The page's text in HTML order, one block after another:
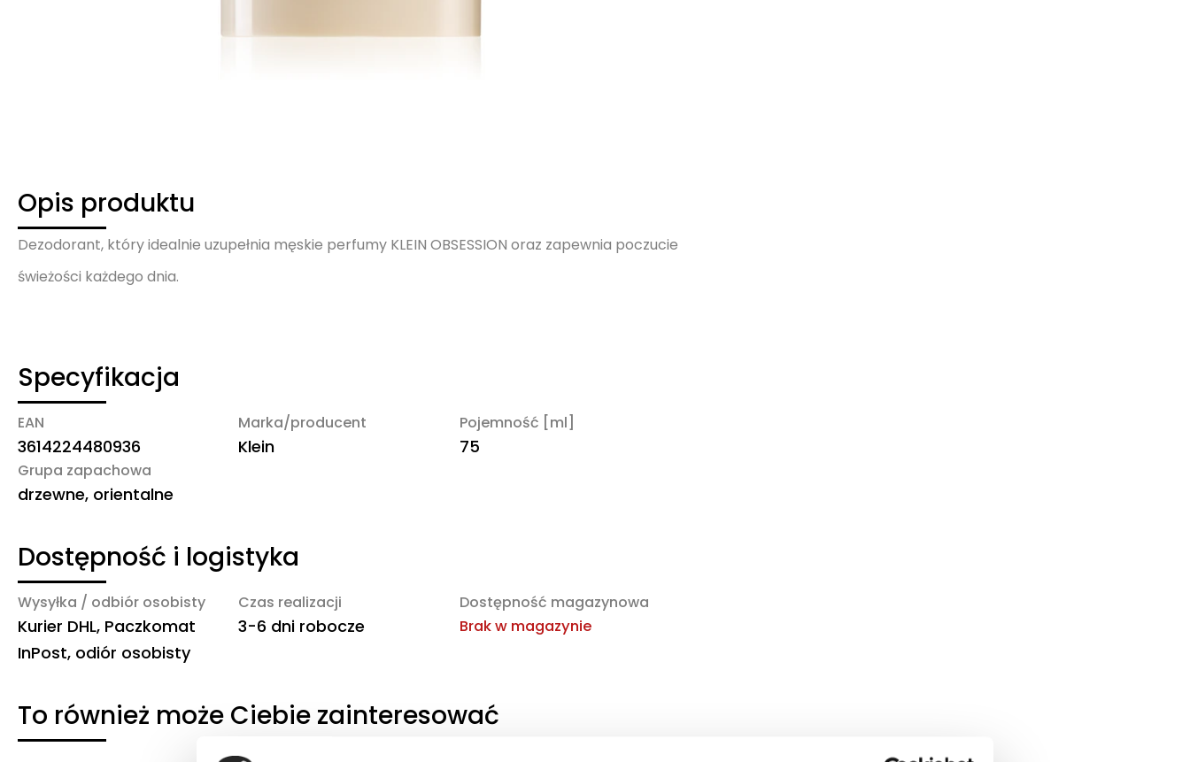
Opis produktu
Dezodorant, który idealnie uzupełnia męskie perfumy KLEIN OBSESSION oraz zapewnia poczucie
świeżości każdego dnia.
Specyfikacja
EAN
3614224480936
Marka/producent
Klein
Pojemność [ml]
75
Grupa zapachowa
drzewne, orientalne
Dostępność i logistyka
Wysyłka / odbiór osobisty
Kurier DHL, Paczkomat
InPost, odiór osobisty
Czas realizacji
3-6 dni robocze
Dostępność magazynowa
Brak w magazynie
To również może Ciebie zainteresować